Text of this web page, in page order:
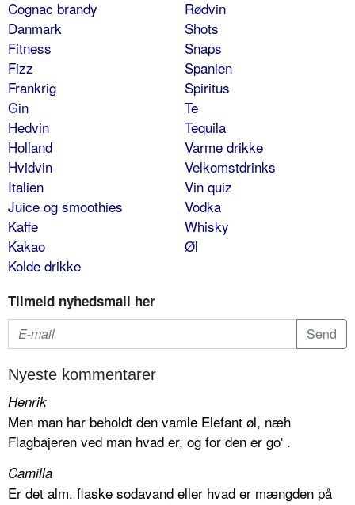
Cognac brandy
Danmark
Fitness
Fizz
Frankrig
Gin
Hedvin
Holland
Hvidvin
Italien
Juice og smoothies
Kaffe
Kakao
Kolde drikke
Rødvin
Shots
Snaps
Spanien
Spiritus
Te
Tequila
Varme drikke
Velkomstdrinks
Vin quiz
Vodka
Whisky
Øl
Tilmeld nyhedsmail her
Nyeste kommentarer
Henrik
Men man har beholdt den vamle Elefant øl, næh
Flagbajeren ved man hvad er, og for den er go' .
Camilla
Er det alm. flaske sodavand eller hvad er mængden på